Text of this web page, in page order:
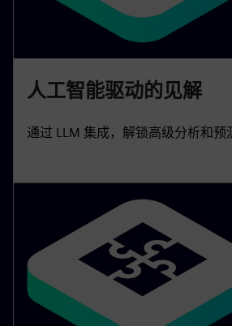
人工智能驱动的见解
通过 LLM 集成，解锁高级分析和预